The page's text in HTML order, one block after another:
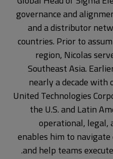
governance and
and a distributor
countries. Prior to
region, Nicolas
Southeast Asia.
nearly a decade
United Technologies
the U.S. and Latin
operational,
enables him to
and help teams